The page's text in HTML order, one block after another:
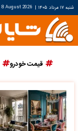
شنبه ۱۷ مرداد ۱۴۰۵ |
8 August 2026
قیمت خودرو